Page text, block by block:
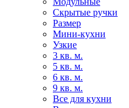
Скрытые ручки
Размер
Мини-кухни
Узкие
3 кв. м.
5 кв. м.
6 кв. м.
9 кв. м.
Все для кухни